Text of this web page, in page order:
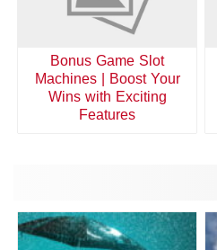
Bonus Game Slot
Machines | Boost Your
Wins with Exciting
Features